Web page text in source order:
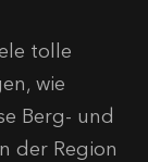
tolle
wie
Berg- und
der Region